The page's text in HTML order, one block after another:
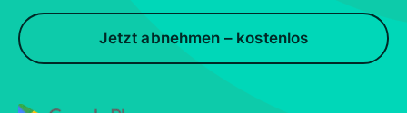
Jetzt abnehmen – kostenlos